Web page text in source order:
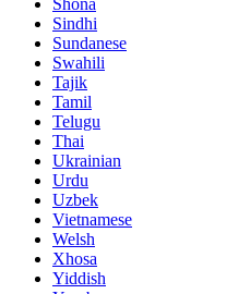
Sindhi
Sundanese
Swahili
Tajik
Tamil
Telugu
Thai
Ukrainian
Urdu
Uzbek
Vietnamese
Welsh
Xhosa
Yiddish